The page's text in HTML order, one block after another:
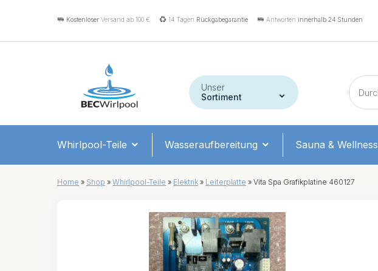
Kostenloser Versand ab 100 € 14 Tagen Rückgabegarantie Antworten innerhalb 24 Stunden
Unser
Sortiment
Whirlpool-Teile Wasseraufbereitung Sauna & Wellness
Home » Shop » Whirlpool-Teile » Elektrik » Leiterplatte » Vita Spa Grafikplatine 460127